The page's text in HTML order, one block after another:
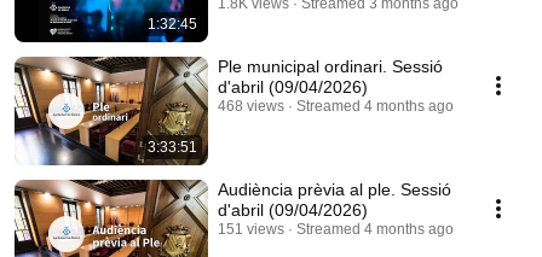
1:32:45
1.8K views Streamed 3 months ago
3:33:51
Ple municipal ordinari. Sessió
d'abril (09/04/2026)
468 views Streamed 4 months ago
Audiència prèvia al ple. Sessió
d'abril (09/04/2026)
151 views Streamed 4 months ago